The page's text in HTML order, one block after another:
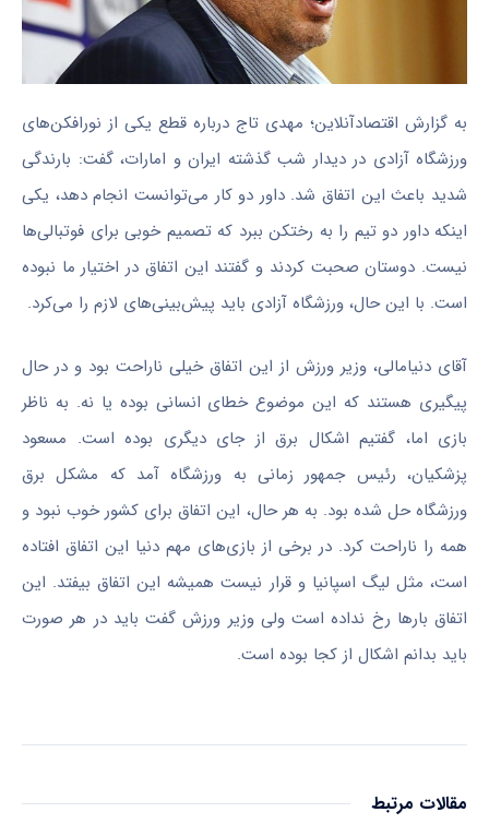
به گزارش اقتصادآنلاین؛ مهدی تاج درباره قطع یکی از نورافکن‌های
ورزشگاه آزادی در دیدار شب گذشته ایران و امارات، گفت: بارندگی
شدید باعث این اتفاق شد. داور دو کار می‌توانست انجام دهد، یکی
اینکه داور دو تیم را به رختکن ببرد که تصمیم خوبی برای فوتبالی‌ها
نیست. دوستان صحبت کردند و گفتند این اتفاق در اختیار ما نبوده
است. با این حال، ورزشگاه آزادی باید پیش‌بینی‌های لازم را می‌کرد.
آقای دنیامالی، وزیر ورزش از این اتفاق خیلی ناراحت بود و در حال
پیگیری هستند که این موضوع خطای انسانی بوده یا نه. به ناظر
بازی اما، گفتیم اشکال برق از جای دیگری بوده است. مسعود
پزشکیان، رئیس جمهور زمانی به ورزشگاه آمد که مشکل برق
ورزشگاه حل شده بود. به هر حال، این اتفاق برای کشور خوب نبود و
همه را ناراحت کرد. در برخی از بازی‌های مهم دنیا این اتفاق افتاده
است، مثل لیگ اسپانیا و قرار نیست همیشه این اتفاق بیفتد. این
اتفاق بارها رخ نداده است ولی وزیر ورزش گفت باید در هر صورت
باید بدانم اشکال از کجا بوده است.
مقالات مرتبط